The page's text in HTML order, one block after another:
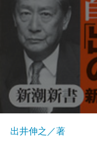
出井伸之／著